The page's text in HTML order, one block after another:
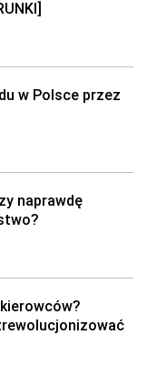
w Polsce przez
naprawdę